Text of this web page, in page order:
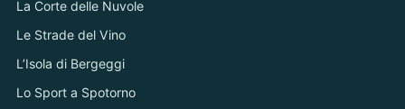
La Corte delle Nuvole
Le Strade del Vino
L’Isola di Bergeggi
Lo Sport a Spotorno